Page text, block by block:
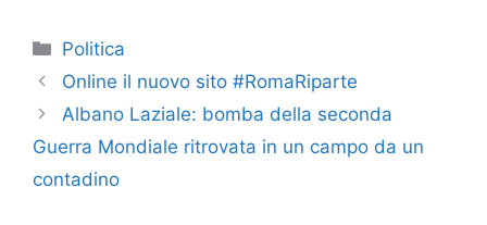
Categorie
Politica
Online il nuovo sito #RomaRiparte
Albano Laziale: bomba della seconda
Guerra Mondiale ritrovata in un campo da un
contadino